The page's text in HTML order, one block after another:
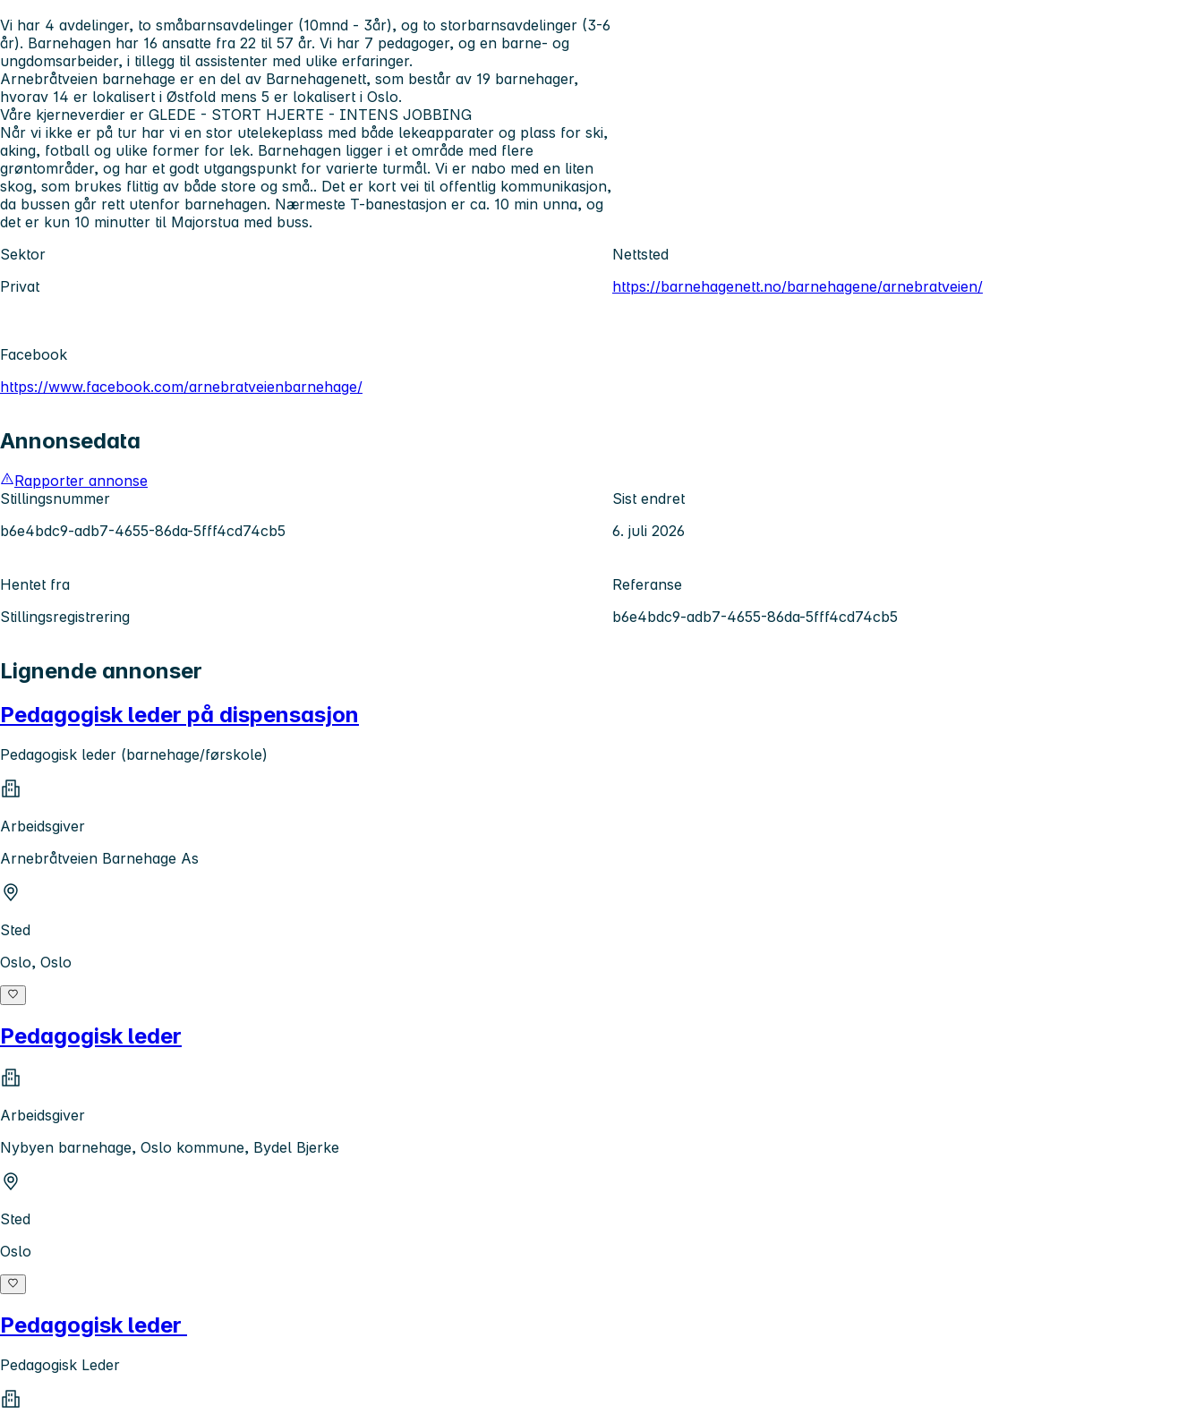
Vi har 4 avdelinger, to småbarnsavdelinger (10mnd - 3år), og to storbarnsavdelinger (3-6
år). Barnehagen har 16 ansatte fra 22 til 57 år. Vi har 7 pedagoger, og en barne- og
ungdomsarbeider, i tillegg til assistenter med ulike erfaringer.
Arnebråtveien barnehage er en del av Barnehagenett, som består av 19 barnehager,
hvorav 14 er lokalisert i Østfold mens 5 er lokalisert i Oslo.
Våre kjerneverdier er GLEDE - STORT HJERTE - INTENS JOBBING
Når vi ikke er på tur har vi en stor utelekeplass med både lekeapparater og plass for ski,
aking, fotball og ulike former for lek. Barnehagen ligger i et område med flere
grøntområder, og har et godt utgangspunkt for varierte turmål. Vi er nabo med en liten
skog, som brukes flittig av både store og små.. Det er kort vei til offentlig kommunikasjon,
da bussen går rett utenfor barnehagen. Nærmeste T-banestasjon er ca. 10 min unna, og
det er kun 10 minutter til Majorstua med buss.
Sektor
Privat
Nettsted
https://barnehagenett.no/barnehagene/arnebratveien/
Facebook
https://www.facebook.com/arnebratveienbarnehage/
Annonsedata
Rapporter annonse
Stillingsnummer
b6e4bdc9-adb7-4655-86da-5fff4cd74cb5
Sist endret
6. juli 2026
Hentet fra
Stillingsregistrering
Referanse
b6e4bdc9-adb7-4655-86da-5fff4cd74cb5
Lignende annonser
Pedagogisk leder på dispensasjon
Pedagogisk leder (barnehage/førskole)
Arbeidsgiver
Arnebråtveien Barnehage As
Sted
Oslo, Oslo
Pedagogisk leder
Arbeidsgiver
Nybyen barnehage, Oslo kommune, Bydel Bjerke
Sted
Oslo
Pedagogisk leder
Pedagogisk Leder